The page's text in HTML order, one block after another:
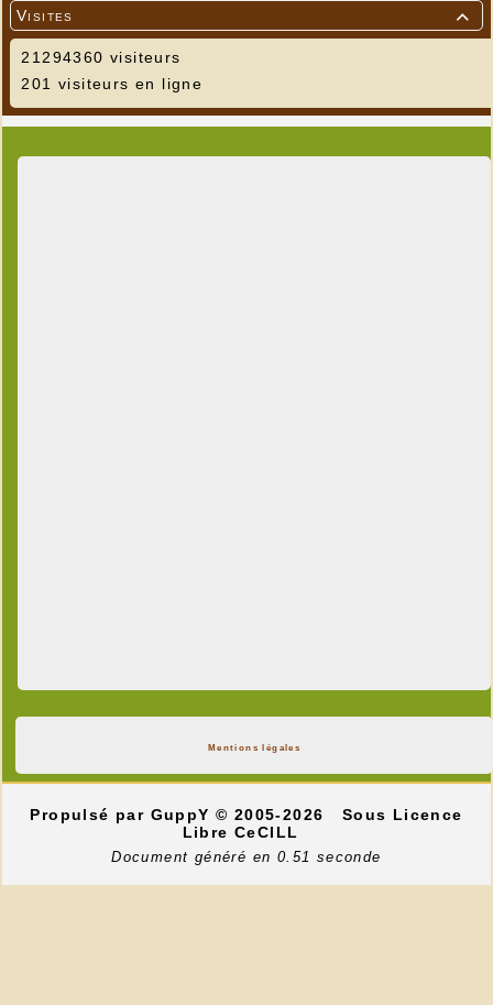

Visites
21294360 visiteurs
201 visiteurs en ligne
Mentions légales
Propulsé par GuppY© 2005-2026
Sous Licence
Libre CeCILL
Document généré en 0.51 seconde